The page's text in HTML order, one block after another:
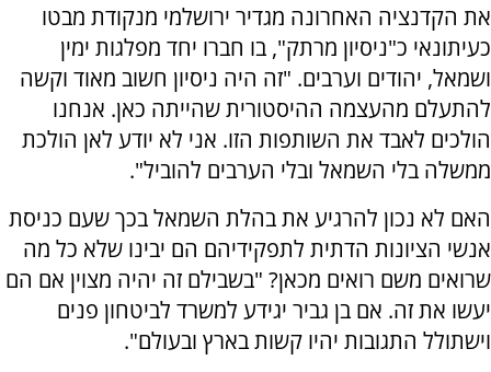
את הקדנציה האחרונה מגדיר ירושלמי מנקודת מבטו
כעיתונאי כ"ניסיון מרתק", בו חברו יחד מפלגות ימין
ושמאל, יהודים וערבים. "זה היה ניסיון חשוב מאוד וקשה
להתעלם מהעצמה ההיסטורית שהייתה כאן. אנחנו
הולכים לאבד את השותפות הזו. אני לא יודע לאן הולכת
ממשלה בלי השמאל ובלי הערבים להוביל".
האם לא נכון להרגיע את בהלת השמאל בכך שעם כניסת
אנשי הציונות הדתית לתפקידיהם הם יבינו שלא כל מה
שרואים משם רואים מכאן? "בשבילם זה יהיה מצוין אם הם
יעשו את זה. אם בן גביר יגידע למשרד לביטחון פנים
וישתולל התגובות יהיו קשות בארץ ובעולם".